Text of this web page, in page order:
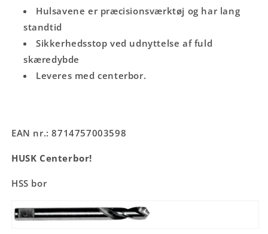
Hulsavene er præcisionsværktøj og har lang
standtid
Sikkerhedsstop ved udnyttelse af fuld
skæredybde
Leveres med centerbor.
EAN nr.: 8714757003598
HUSK Centerbor!
HSS bor